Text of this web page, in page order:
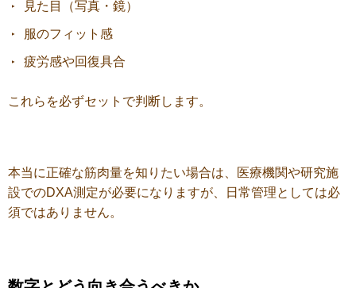
見た目（写真・鏡）
服のフィット感
疲労感や回復具合
これらを必ずセットで判断します。
本当に正確な筋肉量を知りたい場合は、
医療機関や研究施
設でのDXA測定が必要になりますが、
日常管理としては必
須ではありません。